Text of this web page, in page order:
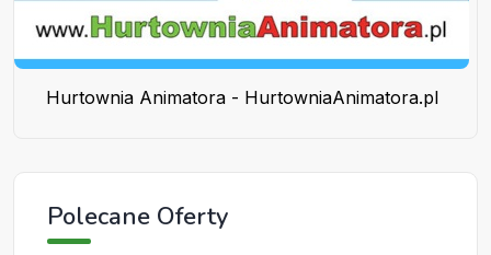
Hurtownia Animatora - HurtowniaAnimatora.pl
Polecane Oferty